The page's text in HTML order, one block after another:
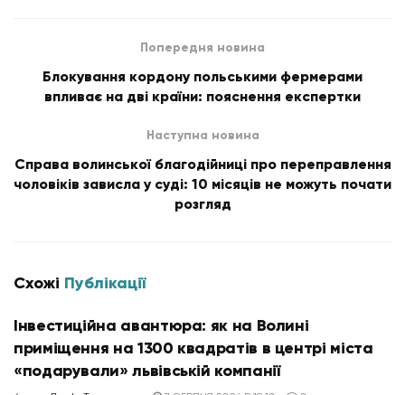
Попередня новина
Блокування кордону польськими фермерами
впливає на дві країни: пояснення експертки
Наступна новина
Справа волинської благодійниці про переправлення
чоловіків зависла у суді: 10 місяців не можуть почати
розгляд
Схожі Публікації
Інвестиційна авантюра: як на Волині
приміщення на 1300 квадратів в центрі міста
«подарували» львівській компанії